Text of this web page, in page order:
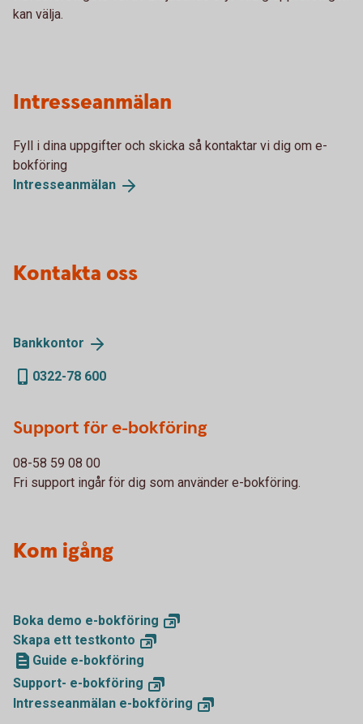
kan välja.
Intresseanmälan
Fyll i dina uppgifter och skicka så kontaktar vi dig om e-
bokföring
Intresseanmälan
Kontakta oss
Bankkontor
0322-78 600
Support för e-bokföring
08-58 59 08 00
Fri support ingår för dig som använder e-bokföring.
Kom igång
Boka demo e-bokföring
Skapa ett testkonto
Guide e-bokföring
Support- e-bokföring
Intresseanmälan e-bokföring